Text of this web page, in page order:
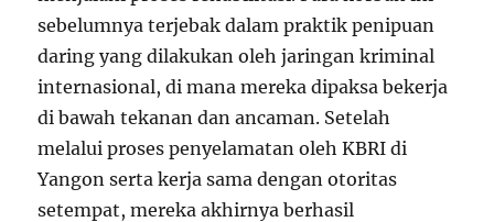
sebelumnya terjebak dalam praktik penipuan
daring yang dilakukan oleh jaringan kriminal
internasional, di mana mereka dipaksa bekerja
di bawah tekanan dan ancaman. Setelah
melalui proses penyelamatan oleh KBRI di
Yangon serta kerja sama dengan otoritas
setempat, mereka akhirnya berhasil